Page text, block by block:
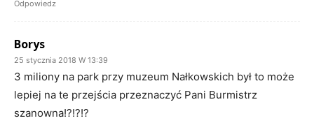
Odpowiedz
Borys
25 stycznia 2018 W 13:39
3 miliony na park przy muzeum Nałkowskich był to może
lepiej na te przejścia przeznaczyć Pani Burmistrz
szanowna!?!?!?